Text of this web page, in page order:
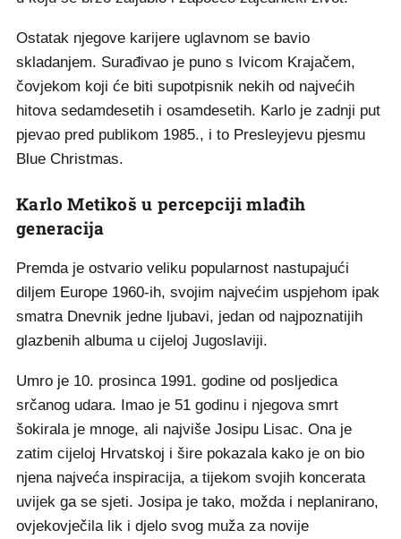
Ostatak njegove karijere uglavnom se bavio
skladanjem. Surađivao je puno s Ivicom Krajačem,
čovjekom koji će biti supotpisnik nekih od najvećih
hitova sedamdesetih i osamdesetih. Karlo je zadnji put
pjevao pred publikom 1985., i to Presleyjevu pjesmu
Blue Christmas.
Karlo Metikoš u percepciji mlađih
generacija
Premda je ostvario veliku popularnost nastupajući
diljem Europe 1960-ih, svojim najvećim uspjehom ipak
smatra Dnevnik jedne ljubavi, jedan od najpoznatijih
glazbenih albuma u cijeloj Jugoslaviji.
Umro je 10. prosinca 1991. godine od posljedica
srčanog udara. Imao je 51 godinu i njegova smrt
šokirala je mnoge, ali najviše Josipu Lisac. Ona je
zatim cijeloj Hrvatskoj i šire pokazala kako je on bio
njena najveća inspiracija, a tijekom svojih koncerata
uvijek ga se sjeti. Josipa je tako, možda i neplanirano,
ovjekovječila lik i djelo svog muža za novije